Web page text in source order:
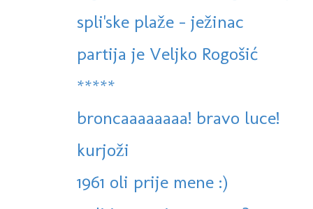
spli'ske plaže - ježinac
partija je Veljko Rogošić
*****
broncaaaaaaaa! bravo luce!
kurjoži
1961 oli prije mene :)